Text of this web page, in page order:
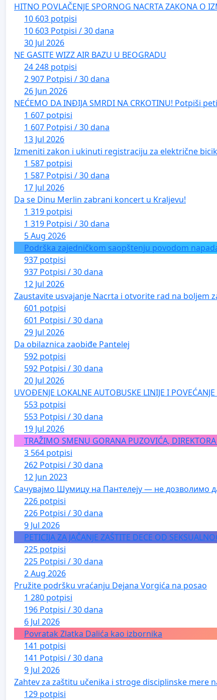
HITNO POVLAČENJE SPORNOG NACRTA ZAKONA O
10 603 potpisi
10 603 Potpisi / 30 dana
30 Jul 2026
NE GASITE WIZZ AIR BAZU U BEOGRADU
24 248 potpisi
2 907 Potpisi / 30 dana
26 Jun 2026
NEĆEMO DA INĐIJA SMRDI NA CRKOTINU! Potpiši
1 607 potpisi
1 607 Potpisi / 30 dana
13 Jul 2026
Izmeniti zakon i ukinuti registraciju za električne
1 587 potpisi
1 587 Potpisi / 30 dana
17 Jul 2026
Da se Dinu Merlin zabrani koncert u Kraljevu!
1 319 potpisi
1 319 Potpisi / 30 dana
5 Aug 2026
Podrška zajedničkom saopštenju povodom
937 potpisi
937 Potpisi / 30 dana
12 Jul 2026
Zaustavite usvajanje Nacrta i otvorite rad na boljem
601 potpisi
601 Potpisi / 30 dana
29 Jul 2026
Da obilaznica zaobiđe Pantelej
592 potpisi
592 Potpisi / 30 dana
20 Jul 2026
UVOĐENJE LOKALNE AUTOBUSKE LINIJE I
553 potpisi
553 Potpisi / 30 dana
19 Jul 2026
TRAŽIMO SMENU GORANA PUZOVIĆA, DIREKTORA
3 564 potpisi
262 Potpisi / 30 dana
12 Jun 2023
Сачувајмо Шумицу на Пантелеју — не дозволимо
226 potpisi
226 Potpisi / 30 dana
9 Jul 2026
PETICIJA ZA JAČANJE ZAŠTITE DECE OD
225 potpisi
225 Potpisi / 30 dana
2 Aug 2026
Pružite podršku vraćanju Dejana Vorgića na posao
1 280 potpisi
196 Potpisi / 30 dana
6 Jul 2026
Povratak Zlatka Dalića kao izbornika
141 potpisi
141 Potpisi / 30 dana
9 Jul 2026
Zahtev za zaštitu učenika i stroge disciplinske mere
129 potpisi